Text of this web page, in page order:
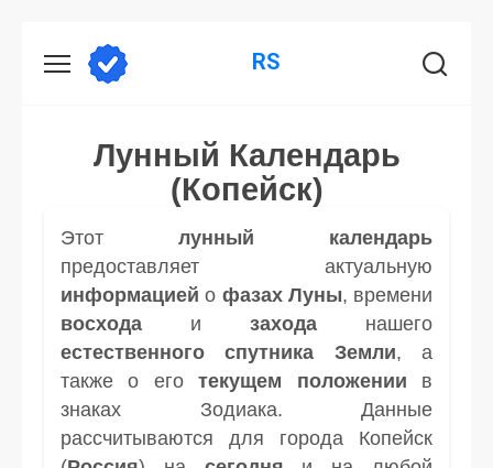
RS
Лунный Календарь
(Копейск)
Этот лунный календарь
предоставляет актуальную
информацией о фазах Луны, времени
восхода и захода нашего
естественного спутника
Земли, а
также о еготекущем положении в
знаках Зодиака. Данные
рассчитываются для города Копейск